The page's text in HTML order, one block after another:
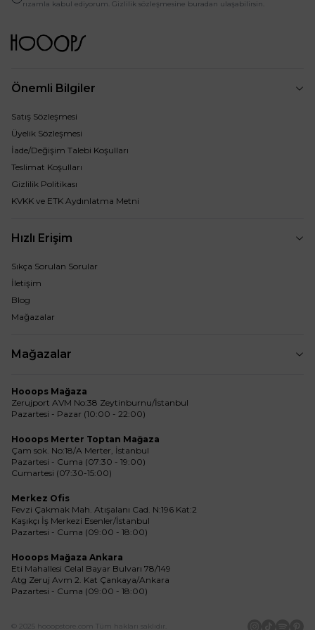
rızamla kabul ediyorum. Gizlilik sözleşmesine buradan ulaşabilirsin.
Önemli Bilgiler
Satış Sözleşmesi
Üyelik Sözleşmesi
İade/Değişim Talebi Koşulları
Teslimat Koşulları
Gizlilik Politikası
KVKK ve ETK Aydınlatma Metni
Hızlı Erişim
Sıkça Sorulan Sorular
İletişim
Blog
Mağazalar
Mağazalar
Hooops Mağaza
Zerujport AVM No:38 Zeytinburnu/İstanbul
Pazartesi - Pazar (10:00 - 22:00)
Hooops Merter Toptan Mağaza
Çam sok. No:18/A Merter, İstanbul
Pazartesi - Cuma (07:30 - 19:00)
Cumartesi (07:30-15:00)
Merkez Ofis
Fevzi Çakmak Mah. Atışalanı Cad. N:196 Kat:2
Kaşıkçı İş Merkezi Esenler/İstanbul
Pazartesi - Cuma (09:00 - 18:00)
Hooops Mağaza Ankara
Eti Mahallesi Celal Bayar Bulvarı 78/149
Atg Zeruj Avm 2. Kat Çankaya/Ankara
Pazartesi - Cuma (09:00 - 18:00)
© 2025 hooopstore.com Tüm hakları saklıdır.